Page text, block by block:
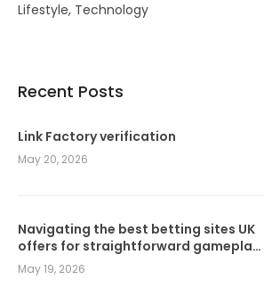
Lifestyle Technology
Recent Posts
Link Factory verification
May 20, 2026
Navigating the best betting sites UK
offers for straightforward gameplay
and seamless wagers
May 19, 2026